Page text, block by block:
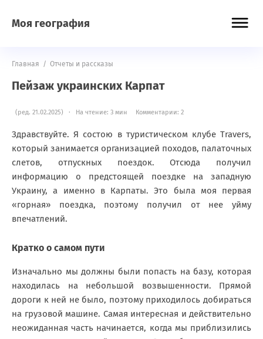
Моя география
Главная / Отчеты и рассказы
Пейзаж украинских Карпат
(ред. 21.02.2025) · На чтение: 3 мин Комментарии: 2
Здравствуйте. Я состою в туристическом клубе Travers,
который занимается организацией походов, палаточных
слетов, отпускных поездок. Отсюда получил
информацию о предстоящей поездке на западную
Украину, а именно в Карпаты. Это была моя первая
«горная» поездка, поэтому получил от нее уйму
впечатлений.
Кратко о самом пути
Изначально мы должны были попасть на базу, которая
находилась на небольшой возвышенности. Прямой
дороги к ней не было, поэтому приходилось добираться
на грузовой машине. Самая интересная и действительно
неожиданная часть начинается, когда мы приблизились